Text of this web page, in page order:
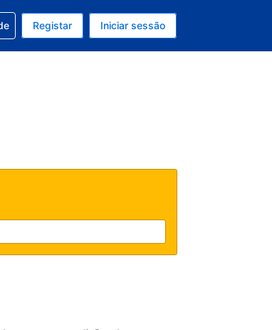
dos EUA
atual é Português
reservaRegistar Iniciar sessão